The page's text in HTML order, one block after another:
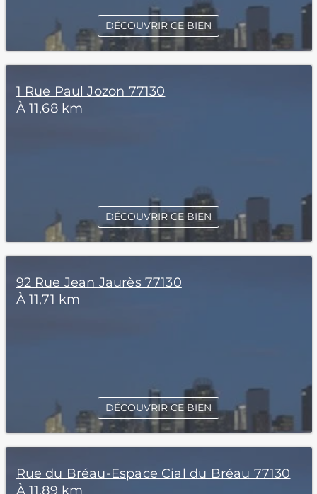
DÉCOUVRIR CE BIEN
1 Rue Paul Jozon 77130
À 11,68 km
DÉCOUVRIR CE BIEN
92 Rue Jean Jaurès 77130
À 11,71 km
DÉCOUVRIR CE BIEN
Rue du Bréau-Espace Cial du Bréau 77130
À 11,89 km